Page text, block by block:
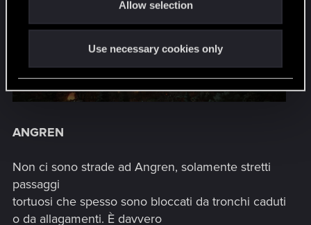
Allow selection
Use necessary cookies only
ANGREN
Non ci sono strade ad Angren, solamente stretti
passaggi
tortuosi che spesso sono bloccati da tronchi caduti
o da allagamenti. È davvero